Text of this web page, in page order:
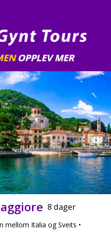
8 dager
mellom Italia og Sveits •